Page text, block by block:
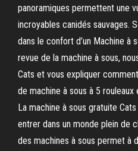
panoramiques permettent une
incroyables canidés sauvages.
dans le confort d’un Machine à
revue de la machine à sous,
Cats et vous expliquer
de machine à sous à 5
La machine à sous gratuite
entrer dans un monde plein de
des machines à sous permet à